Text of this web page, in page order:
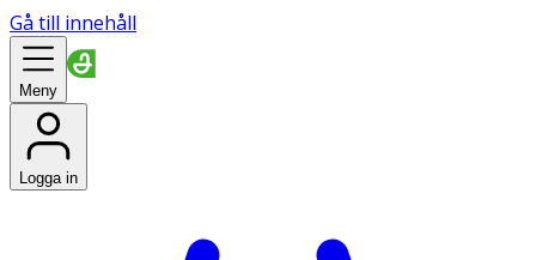
Gå till innehåll
Meny
Logga in